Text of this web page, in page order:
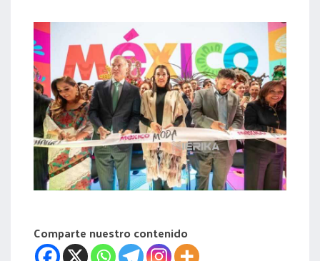
Comparte nuestro contenido
acreditación